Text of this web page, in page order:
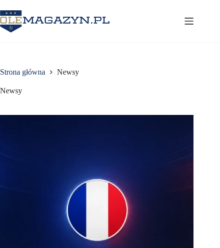
do
treści
Strona główna Newsy
Newsy